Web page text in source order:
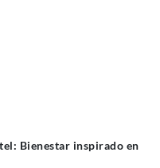
Bienestar inspirado en